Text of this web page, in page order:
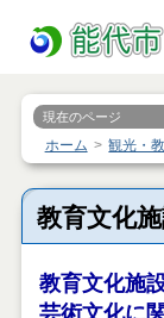
現在のページ
ホーム 観光・
教育文化
教育文化施